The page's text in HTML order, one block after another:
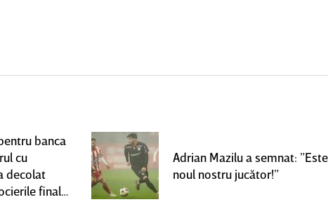
banca
cu
decolat
finale
Adrian Mazilu a semnat: ”Este
noul nostru jucător!”